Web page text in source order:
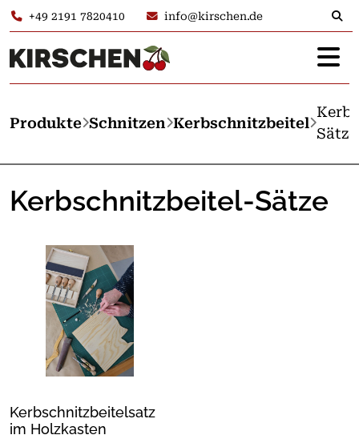
+49 2191 7820410 info@kirschen.de
Produkte Schnitzen Kerbschnitzbeitel
Sätze
Kerbschnitzbeitel-Sätze
Kerbschnitzbeitelsatz
im Holzkasten